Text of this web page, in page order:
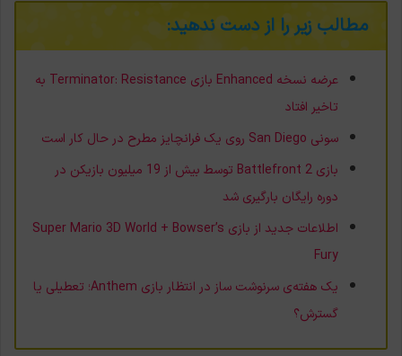
مطالب زیر را از دست ندهید:
عرضه نسخه Enhanced بازی Terminator: Resistance به
تاخیر افتاد
سونی San Diego روی یک فرانچایز مطرح در حال کار است
بازی Battlefront 2 توسط بیش از 19 میلیون بازیکن در
دوره رایگان بارگیری شد
اطلاعات جدید از بازی Super Mario 3D World + Bowser’s
Fury
یک هفته‌ی سرنوشت ساز در انتظار بازی Anthem؛ تعطیلی یا
گسترش؟